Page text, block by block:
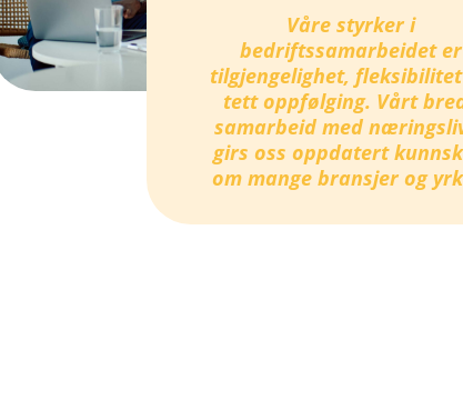
Våre styrker i
bedriftssamarbeidet er
tilgjengelighet,
tett oppfølging. Vårt
samarbeid med
girs oss oppdatert
om mange bransjer og